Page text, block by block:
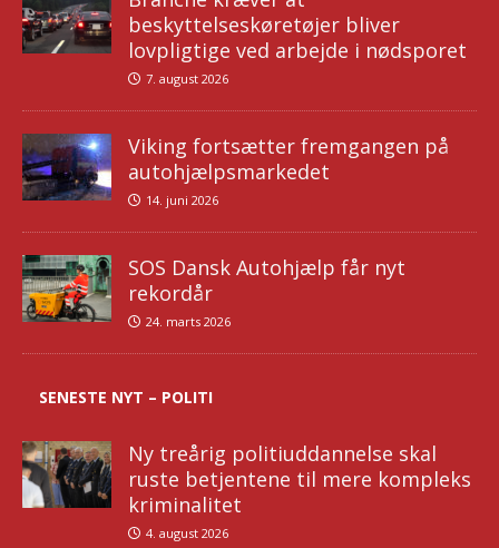
beskyttelseskøretøjer bliver
lovpligtige ved arbejde i nødsporet
7. august 2026
Viking fortsætter fremgangen på
autohjælpsmarkedet
14. juni 2026
SOS Dansk Autohjælp får nyt
rekordår
24. marts 2026
SENESTE NYT – POLITI
Ny treårig politiuddannelse skal
ruste betjentene til mere kompleks
kriminalitet
4. august 2026